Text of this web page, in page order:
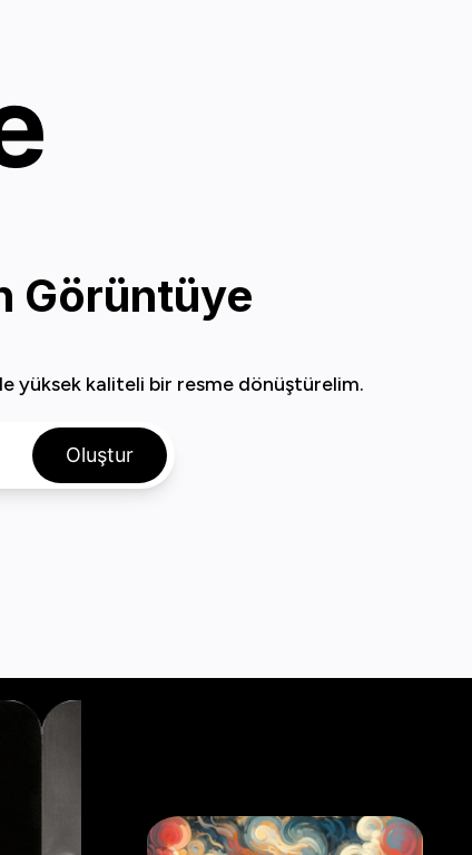
Görüntüye
yüksek kaliteli bir resme dönüştürelim.
Oluştur